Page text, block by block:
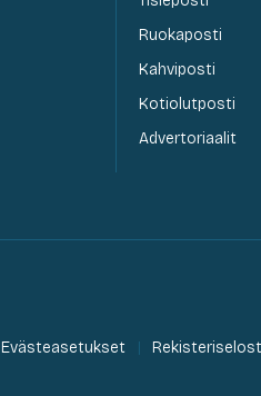
Ruokaposti
Kahviposti
Kotiolutposti
Advertoriaalit
Evästeasetukset